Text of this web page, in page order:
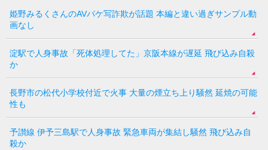
姫野みるくさんのAVパケ写詐欺が話題 本編と違い過ぎサンプル動
画なし
淀駅で人身事故「死体処理してた」京阪本線が遅延 飛び込み自殺
か
長野市の松代小学校付近で火事 大量の煙立ち上り騒然 延焼の可能
性も
予讃線 伊予三島駅で人身事故 緊急車両が集結し騒然 飛び込み自
殺か